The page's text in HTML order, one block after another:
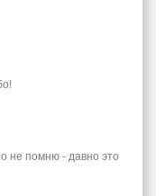
не помню - давно это